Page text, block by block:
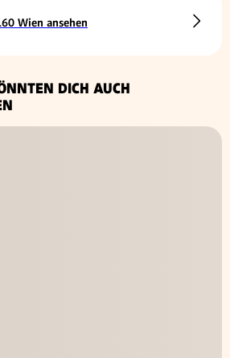
Wien ansehen
DICH AUCH